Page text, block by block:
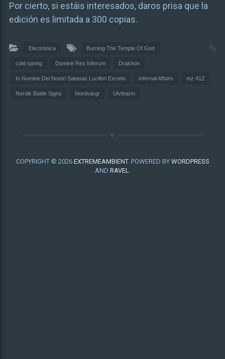
Por cierto, si estáis interesados, daros prisa que la
edición es limitada a 300 copias.
Electrónica Burning The Temple Of God
cold spring Domine Rex Inferum Drakhon
In Nomine Dei Nostri Satanas Luciferi Excelsi Infernal Affairs mz.412
Nordik Battle Signs Nordvargr Ulvtharm
COPYRIGHT © 2026 EXTREMEAMBIENT. POWERED BY WORDPRESS
AND RAVEL.